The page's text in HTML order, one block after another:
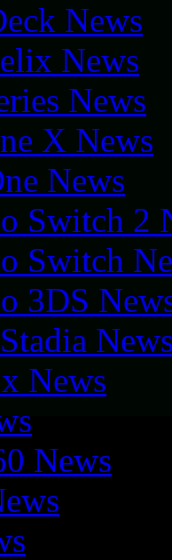
News
News
News
X News
News
Switch 2
Switch
3DS
News
News